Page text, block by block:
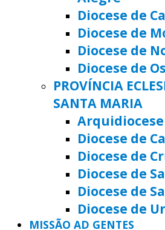
Diocese de
Diocese de
Diocese de
Diocese de
PROVÍNCIA
SANTA MARIA
Diocese de
Diocese de
Diocese de
Diocese de
Diocese de
MISSÃO AD GENTES